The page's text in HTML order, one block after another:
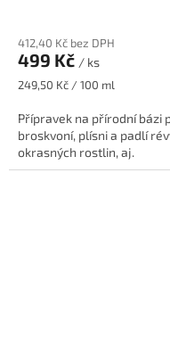
412,40 Kč bez DPH
499 Kč / ks
Měrná
249,50 Kč / 100 ml
Přípravek na přírodní bázi
broskvoní, plísni a padlí
okrasných rostlin, aj.